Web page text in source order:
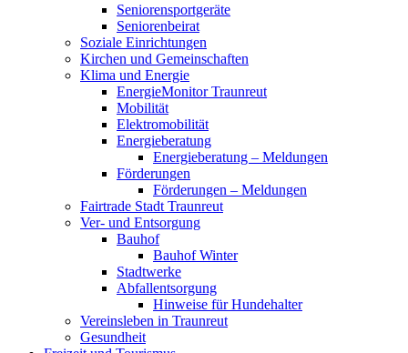
Seniorensportgeräte
Seniorenbeirat
Soziale Einrichtungen
Kirchen und Gemeinschaften
Klima und Energie
EnergieMonitor Traunreut
Mobilität
Elektromobilität
Energieberatung
Energieberatung – Meldungen
Förderungen
Förderungen – Meldungen
Fairtrade Stadt Traunreut
Ver- und Entsorgung
Bauhof
Bauhof Winter
Stadtwerke
Abfallentsorgung
Hinweise für Hundehalter
Vereinsleben in Traunreut
Gesundheit